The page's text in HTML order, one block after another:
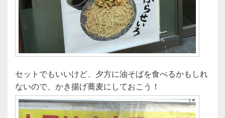
セットでもいいけど、夕方に油そばを食べるかもしれ
ないので、かき揚げ蕎麦にしておこう！